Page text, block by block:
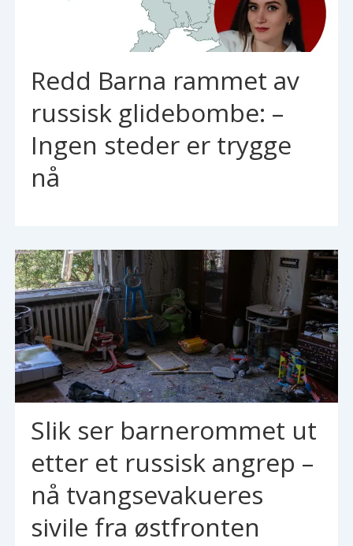
Redd Barna rammet av
russisk glidebombe: –
Ingen steder er trygge
nå
Slik ser barnerommet ut
etter et russisk angrep –
nå tvangsevakueres
sivile fra østfronten